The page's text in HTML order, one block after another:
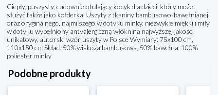
Ciepły, puszysty, cudownie otulający kocyk dla dzieci, który może
służyć także jako kołderka. Uszyty z tkaniny bambusowo-bawełnianej
oraz oryginalnego, najmilszego w dotyku minky. niezwykle miękki i miły
w dotyku wypełniony antyalergiczną włókniną najwyższej jakości
unikatowy, autorski wzór uszyty w Polsce Wymiary: 75x100 cm,
110x150 cm Skład: 50% wiskoza bambusowa, 50% bawełna, 100%
poliester minky
Podobne produkty